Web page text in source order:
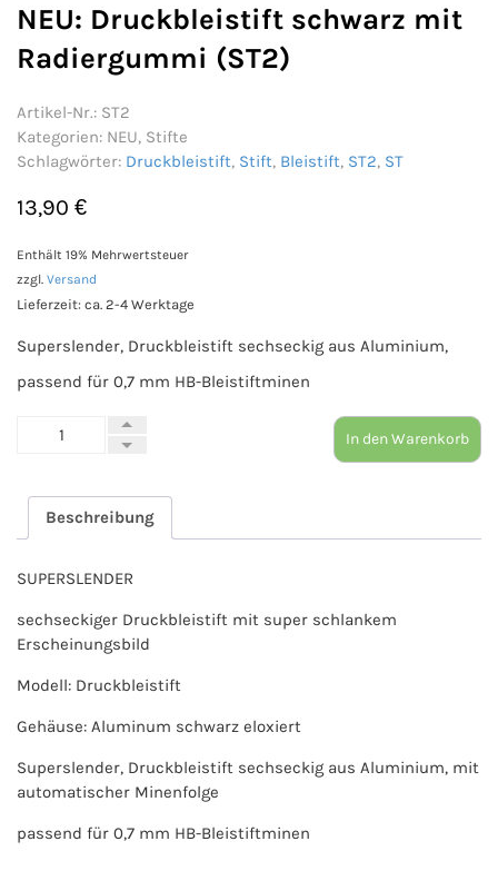
NEU: Druckbleistift schwarz mit
Radiergummi (ST2)
Artikel-Nr.: ST2
Kategorien: NEU, Stifte
Schlagwörter: Druckbleistift, Stift, Bleistift, ST2, ST
13,90 €
Enthält 19% Mehrwertsteuer
zzgl. Versand
Lieferzeit: ca. 2-4 Werktage
Superslender, Druckbleistift sechseckig aus Aluminium,
passend für 0,7 mm HB-Bleistiftminen
mit
Radiergummi
Menge
In den Warenkorb
Beschreibung
SUPERSLENDER
sechseckiger Druckbleistift mit super schlankem
Erscheinungsbild
Modell: Druckbleistift
Gehäuse: Aluminum schwarz eloxiert
Superslender, Druckbleistift sechseckig aus Aluminium, mit
automatischer Minenfolge
passend für 0,7 mm HB-Bleistiftminen